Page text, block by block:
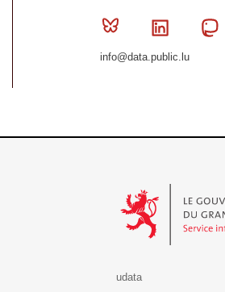
Bluesky Linkedin
info@data.public.lu
udata